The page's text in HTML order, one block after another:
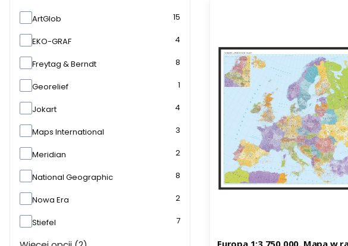
Marka
ArtGlob 15
EKO-GRAF 4
Freytag & Berndt 8
Georelief 1
Jokart 4
Maps International 3
Meridian 2
National Geographic 8
Nowa Era 2
Stiefel 7
Europa 1:3 750 000. Mapa w ramie